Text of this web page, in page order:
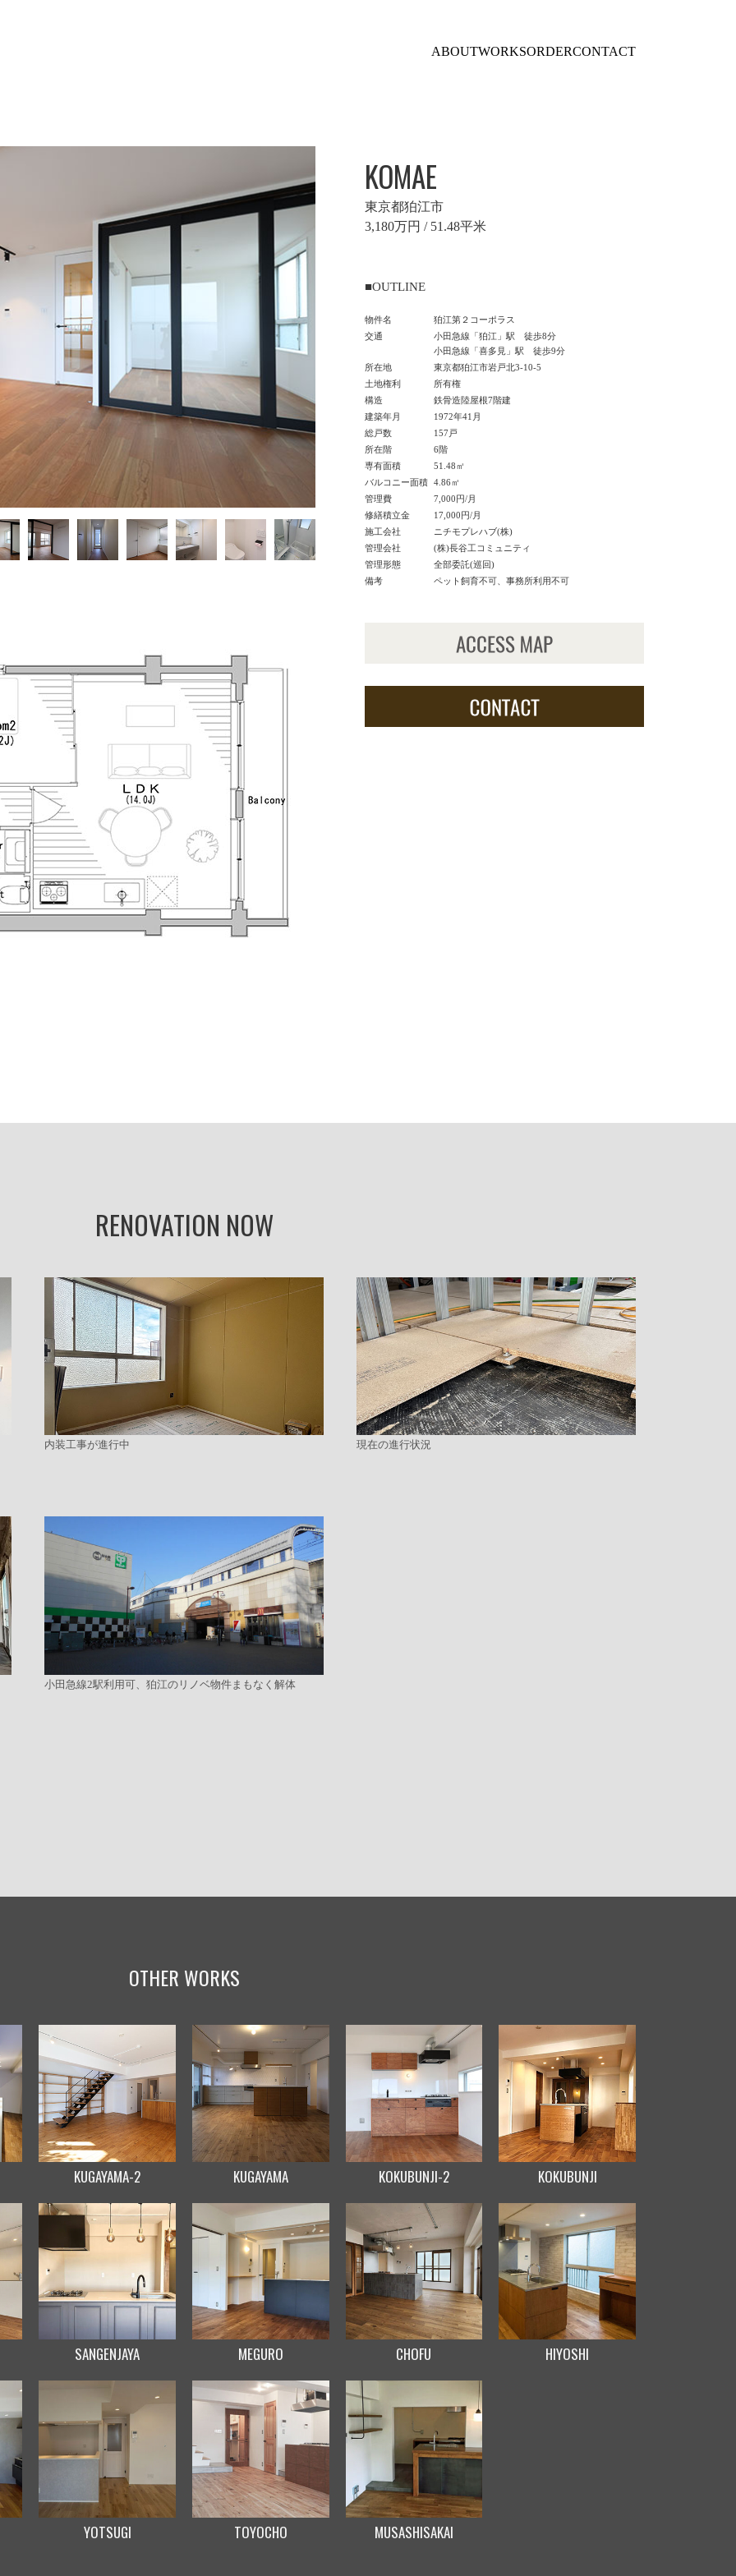
ABOUTWORKSORDERCONTACT
KOMAE
東京都狛江市
3,180万円 / 51.48平米
■OUTLINE
物件名
狛江第２コーポラス
交通
小田急線「狛江」駅 徒歩8分
小田急線「喜多見」駅 徒歩9分
所在地
東京都狛江市岩戸北3-10-5
土地権利
所有権
構造
鉄骨造陸屋根7階建
建築年月
1972年41月
総戸数
157戸
所在階
6階
専有面積
51.48㎡
バルコニー面積 4.86㎡
管理費
7,000円/月
修繕積立金
17,000円/月
施工会社
ニチモプレハブ(株)
管理会社
(株)長谷工コミュニティ
管理形態
全部委託(巡回)
備考
ペット飼育不可、事務所利用不可
RENOVATION NOW
内装工事が進行中 現在の進行状況
小田急線2駅利用可、狛江のリノベ物件まもなく解体
OTHER WORKS
KUGAYAMA-2 KUGAYAMA KOKUBUNJI-2 KOKUBUNJI
SANGENJAYA MEGURO CHOFU HIYOSHI
YOTSUGI TOYOCHO MUSASHISAKAI